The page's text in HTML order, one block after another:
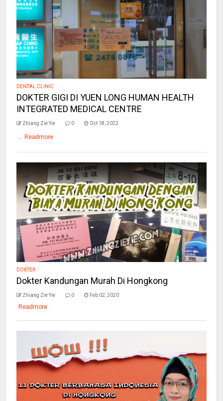
DENTAL CLINIC
DOKTER GIGI DI YUEN LONG HUMAN HEALTH
INTEGRATED MEDICAL CENTRE
Zhiang Zie Yie 0 Oct 18, 2022
... Readmore
DOKTER
Dokter Kandungan Murah Di Hongkong
Zhiang Zie Yie 0 Feb 02, 2020
Readmore